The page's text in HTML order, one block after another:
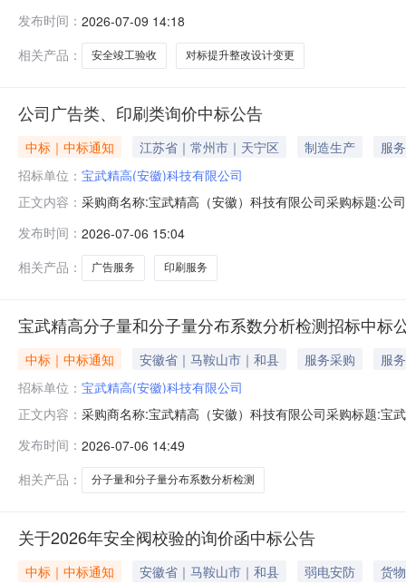
济开发区化工园区华星路10号二、保证金额度：0.0元三
发布时间： 2026-07-09 14:18
相关产品：
安全竣工验收 对标提升整改设计变更
公司广告类、印刷类询价中标公告
中标｜中标通知 江苏省｜常州市｜天宁区 制造生产
服务
招标单位： 宝武精高(安徽)科技有限公司
正文内容： 采购商名称:宝武精高（安徽）科技有限公司采购标题:公
发布时间： 2026-07-06 15:04
相关产品：
广告服务 印刷服务
宝武精高分子量和分子量分布系数分析检测招标中标
中标｜中标通知 安徽省｜马鞍山市｜和县 服务采购
服务
招标单位： 宝武精高(安徽)科技有限公司
正文内容： 采购商名称:宝武精高（安徽）科技有限公司采购标题:宝
发布时间： 2026-07-06 14:49
相关产品：
分子量和分子量分布系数分析检测
关于2026年安全阀校验的询价函中标公告
中标｜中标通知 安徽省｜马鞍山市｜和县 弱电安防
货物